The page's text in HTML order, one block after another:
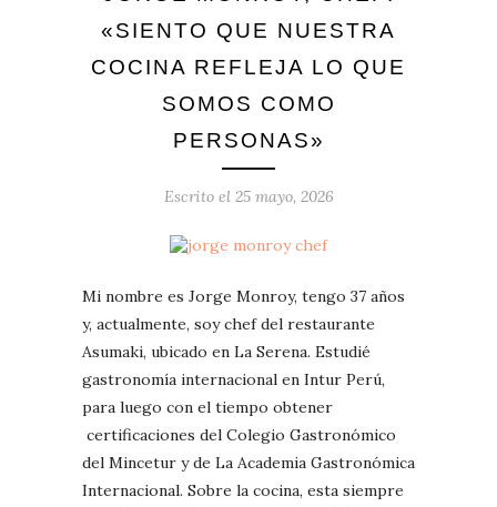
«SIENTO QUE NUESTRA
COCINA REFLEJA LO QUE
SOMOS COMO
PERSONAS»
Escrito el 25 mayo, 2026
Mi nombre es Jorge Monroy, tengo 37 años
y, actualmente, soy chef del restaurante
Asumaki, ubicado en La Serena. Estudié
gastronomía internacional en Intur Perú,
para luego con el tiempo obtener
certificaciones del Colegio Gastronómico
del Mincetur y de La Academia Gastronómica
Internacional. Sobre la cocina, esta siempre